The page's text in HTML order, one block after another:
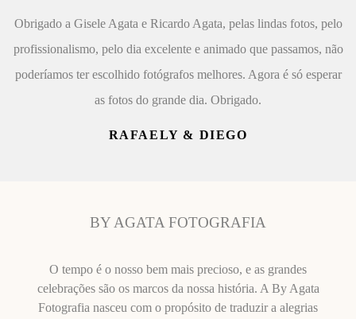
Obrigado a Gisele Agata e Ricardo Agata, pelas lindas fotos, pelo
profissionalismo, pelo dia excelente e animado que passamos, não
poderíamos ter escolhido fotógrafos melhores. Agora é só esperar
as fotos do grande dia. Obrigado.
RAFAELY & DIEGO
BY AGATA FOTOGRAFIA
O tempo é o nosso bem mais precioso, e as grandes
celebrações são os marcos da nossa história. A By Agata
Fotografia nasceu com o propósito de traduzir a alegrias